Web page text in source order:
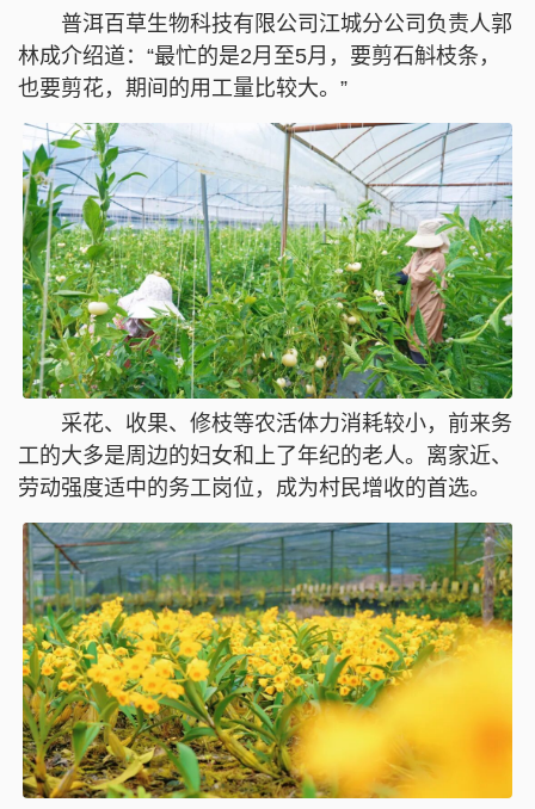
普洱百草生物科技有限公司江城分公司负责人郭
林成介绍道：“最忙的是2月至5月，要剪石斛枝条，
也要剪花，期间的用工量比较大。”
采花、收果、修枝等农活体力消耗较小，前来务
工的大多是周边的妇女和上了年纪的老人。离家近、
劳动强度适中的务工岗位，成为村民增收的首选。